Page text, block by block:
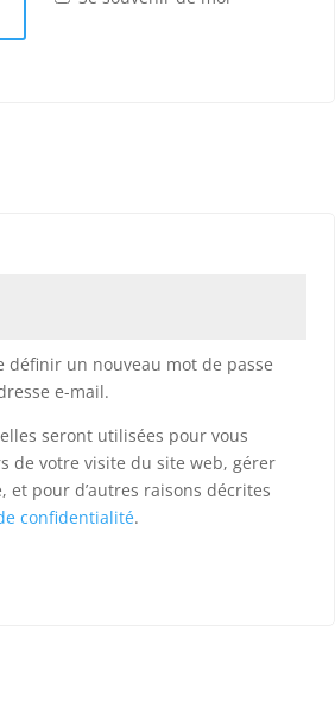
définir un nouveau mot de passe
e-mail.
seront utilisées pour vous
de votre visite du site web, gérer
et pour d’autres raisons décrites
confidentialité.